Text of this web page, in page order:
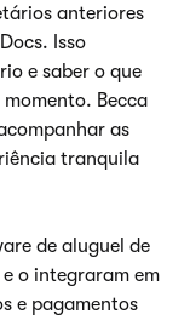
anteriores
Isso
e saber o que
Becca
as
tranquila
de aluguel de
o integraram em
e pagamentos